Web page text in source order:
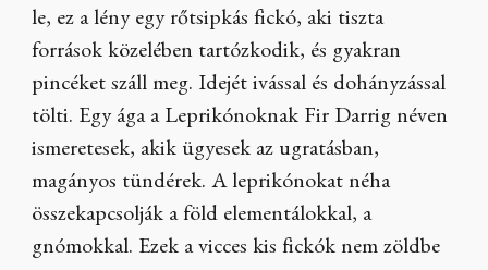
le, ez a lény egy rőtsipkás fickó, aki tiszta
források közelében tartózkodik, és gyakran
pincéket száll meg. Idejét ivással és dohányzással
tölti. Egy ága a Leprikónoknak Fir Darrig néven
ismeretesek, akik ügyesek az ugratásban,
magányos tündérek. A leprikónokat néha
összekapcsolják a föld elementálokkal, a
gnómokkal. Ezek a vicces kis fickók nem zöldbe